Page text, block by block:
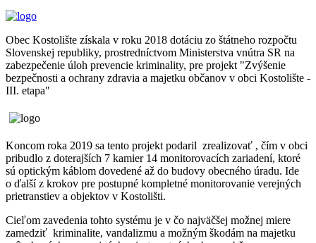
Obec Kostolište získala v roku 2018 dotáciu zo štátneho rozpočtu
Slovenskej republiky, prostredníctvom Ministerstva vnútra SR na
zabezpečenie úloh prevencie kriminality, pre projekt "Zvýšenie
bezpečnosti a ochrany zdravia a majetku občanov v obci Kostolište -
III. etapa"
Koncom roka 2019 sa tento projekt podaril zrealizovať , čím v obci
pribudlo z doterajších 7 kamier 14 monitorovacích zariadení, ktoré
sú optickým káblom dovedené až do budovy obecného úradu. Ide
o ďalší z krokov pre postupné kompletné monitorovanie verejných
prietranstiev a objektov v Kostolišti.
Cieľom zavedenia tohto systému je v čo najväčšej možnej miere
zamedziť kriminalite, vandalizmu a možným škodám na majetku